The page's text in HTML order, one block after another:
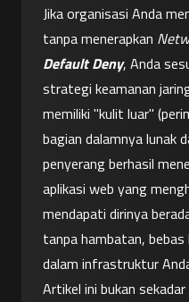
Jika organisasi Anda
tanpa menerapkan
Default Deny, Anda
strategi keamanan
memiliki "kulit luar"
bagian dalamnya lunak
penyerang berhasil
aplikasi web yang
mendapati dirinya
tanpa hambatan, bebas
dalam infrastruktur
Artikel ini bukan